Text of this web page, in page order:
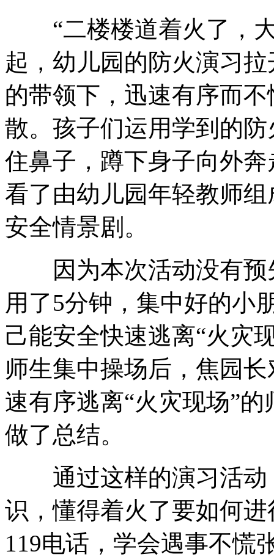
“二楼楼道着火了，
起，幼儿园的防火演习
的带领下，迅速有序而
散。孩子们运用学到的
住鼻子，蹲下身子向外
看了由幼儿园年轻教师
安全情景剧。
因为本次活动没有预
用了5分钟，集中好的小
己能安全快速逃离“火灾
师生集中操场后，焦园
速有序逃离“火灾现场”
做了总结。
通过这样的演习活动
识，懂得着火了要如何
119电话，学会遇事不慌